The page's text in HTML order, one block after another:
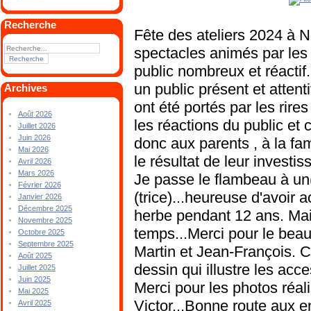
Recherche
Archives
Août 2026
Juillet 2026
Juin 2026
Mai 2026
Avril 2026
Mars 2026
Février 2026
Janvier 2026
Décembre 2025
Novembre 2025
Octobre 2025
Septembre 2025
Août 2025
Juillet 2025
Juin 2025
Mai 2025
Avril 2025
Fête des ateliers 2024 à
spectacles animés par
public nombreux et
un public présent et
ont été portés par les
les réactions du public et
donc aux parents , à la
le résultat de leur
Je passe le flambeau à
(trice)...heureuse d'avoir
herbe pendant 12 ans.
temps...Merci pour le
Martin et Jean-François.
dessin qui illustre les
Merci pour les photos
Victor...Bonne route aux